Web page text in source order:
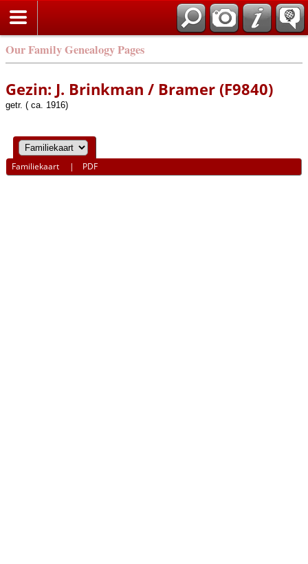
Our Family Genealogy Pages
Gezin: J. Brinkman / Bramer (F9840)
getr. ( ca. 1916)
Familiekaart | PDF